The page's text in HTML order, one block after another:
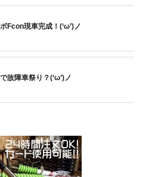
Fcon現車完成！(‘ω’)ノ
故障車祭り？(‘ω’)ノ